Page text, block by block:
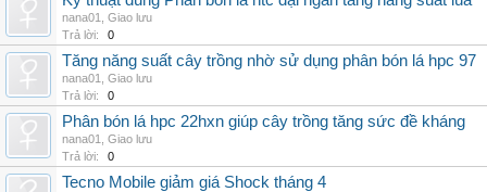
nana01
Giao lưu
Trả lời:
0
Tăng năng suất cây trồng nhờ sử dụng phân bón lá hpc 97
nana01
Giao lưu
Trả lời:
0
Phân bón lá hpc 22hxn giúp cây trồng tăng sức đề kháng
nana01
Giao lưu
Trả lời:
0
Tecno Mobile giảm giá Shock tháng 4